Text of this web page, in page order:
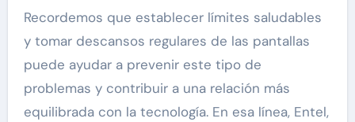
Recordemos que establecer límites saludables
y tomar descansos regulares de las pantallas
puede ayudar a prevenir este tipo de
problemas y contribuir a una relación más
equilibrada con la tecnología. En esa línea, Entel,